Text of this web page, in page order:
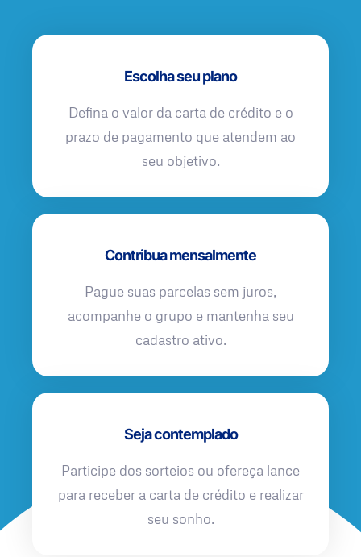
Escolha seu plano
Defina o valor da carta de crédito e o
prazo de pagamento que atendem ao
seu objetivo.
Contribua mensalmente
Pague suas parcelas sem juros,
acompanhe o grupo e mantenha seu
cadastro ativo.
Seja contemplado
Participe dos sorteios ou ofereça lance
para receber a carta de crédito e realizar
seu sonho.